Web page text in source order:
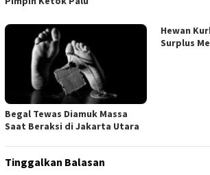
Begal Tewas Diamuk Massa
Saat Beraksi di Jakarta Utara
Hewan
Surplus
Tinggalkan Balasan